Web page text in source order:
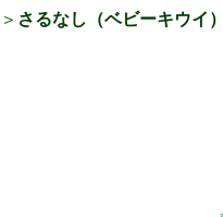
＞ さるなし（ベビーキウイ）